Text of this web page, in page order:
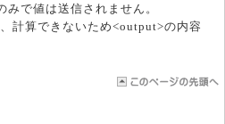
で値は送信されません。
計算できないため<output>の内容